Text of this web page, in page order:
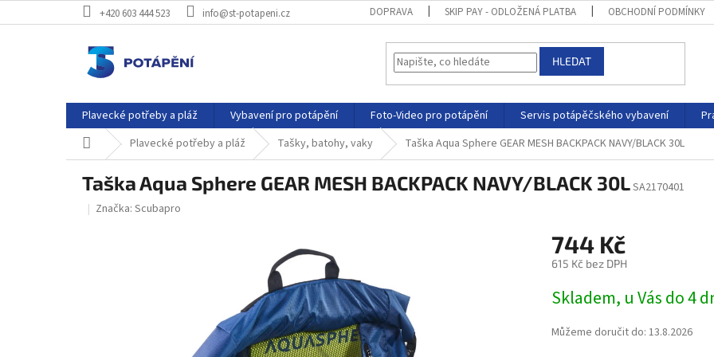
na
+420 603 444 523 info@st-potapeni.cz DOPRAVA SKIP PAY - ODLOŽENÁ PLATBA OBCHODNÍ PODMÍNKY
HLEDAT
Plavecké potřeby a pláž Vybavení pro potápění Foto-Video pro potápění Servis potápěčského vybavení
Domů Plavecké potřeby a pláž Tašky, batohy, vaky Taška Aqua Sphere GEAR MESH BACKPACK NAVY/BLACK 30L
Taška Aqua Sphere GEAR MESH BACKPACK NAVY/BLACK 30LSA2170401
Značka: Scubapro
744 Kč
615 Kč bez DPH
Skladem, u Vás do 4
Můžeme doručit do: 13.8.2026